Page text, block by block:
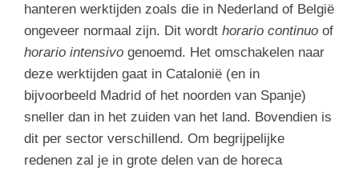
hanteren werktijden zoals die in Nederland of België
ongeveer normaal zijn. Dit wordt horario continuo of
horario intensivo genoemd. Het omschakelen naar
deze werktijden gaat in Catalonië (en in
bijvoorbeeld Madrid of het noorden van Spanje)
sneller dan in het zuiden van het land. Bovendien is
dit per sector verschillend. Om begrijpelijke
redenen zal je in grote delen van de horeca